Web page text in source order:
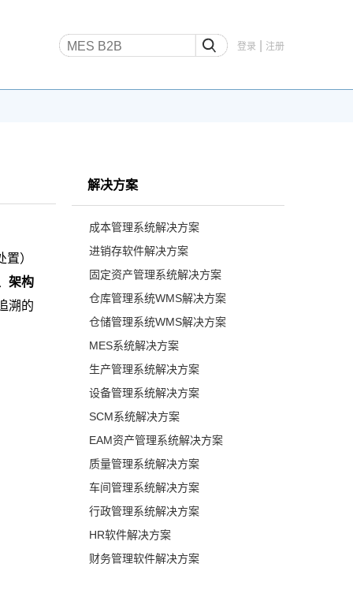
登录 注册
）
架构
溯的
解决方案
成本管理系统解决方案
进销存软件解决方案
固定资产管理系统解决方案
仓库管理系统WMS解决方案
仓储管理系统WMS解决方案
MES系统解决方案
生产管理系统解决方案
设备管理系统解决方案
SCM系统解决方案
EAM资产管理系统解决方案
质量管理系统解决方案
车间管理系统解决方案
行政管理系统解决方案
HR软件解决方案
财务管理软件解决方案